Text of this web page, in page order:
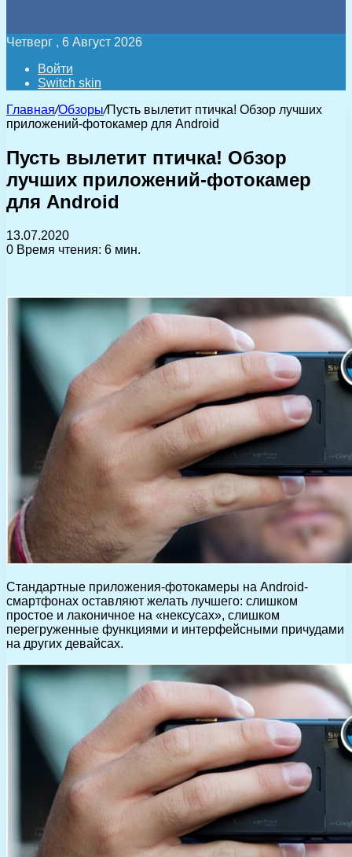
Четверг , 6 Август 2026
Войти
Switch skin
Главная/Обзоры/Пусть вылетит птичка! Обзор лучших
приложений-фотокамер для Android
Пусть вылетит птичка! Обзор
лучших приложений-фотокамер
для Android
13.07.2020
0 Время чтения: 6 мин.
Стандартные приложения-фотокамеры на Android-
смартфонах оставляют желать лучшего: слишком
простое и лаконичное на «нексусах», слишком
перегруженные функциями и интерфейсными причудами
на других девайсах.